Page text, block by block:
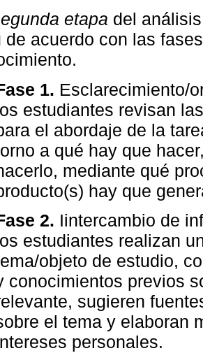
etapa del
de acuerdo con las
1. Esclarecimiento/
estudiantes revisan
el abordaje de la
a qué hay que
mediante qué
hay que
2. Iintercambio de
estudiantes realizan
objeto de estudio,
conocimientos previos
sugieren
el tema y elaboran
personales.